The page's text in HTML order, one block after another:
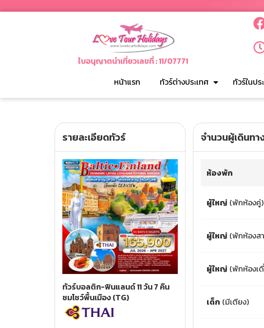
ใบอนุญาตนำเที่ยวเลขที่ : 11/07771
หน้าแรก
ทัวร์ต่างประเทศ ทัวร์ในปร
รายละเอียดทัวร์
ทัวร์บอลติก-ฟินแลนด์ 11 วัน 7 คืน
ชมโชว์พื้นเมือง (TG)
จำนวนผู้เดินทา
ห้องพัก
ผู้ใหญ่ (พักห้องคู่)
ผู้ใหญ่ (พักห้องส
ผู้ใหญ่ (พักห้องเ
เด็ก (มีเตียง)
ทัวร์มาเลเซีย